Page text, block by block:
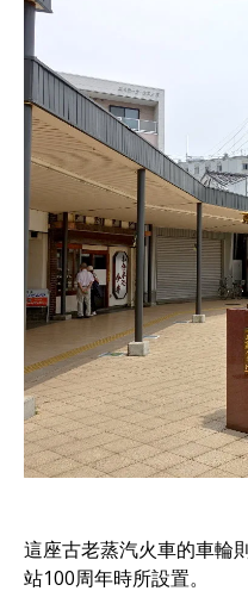
這座古老蒸汽火車的車輪
站100周年時所設置。